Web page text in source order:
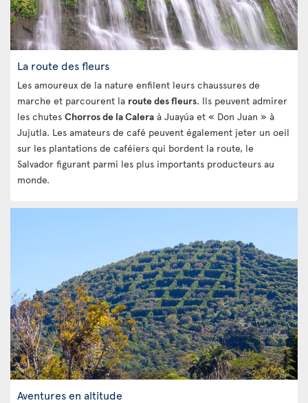
La route des fleurs
Les amoureux de la nature enfilent leurs chaussures de
marche et parcourent la route des fleurs. Ils peuvent admirer
les chutes Chorros de la Calera à Juayúa et « Don Juan » à
Jujutla. Les amateurs de café peuvent également jeter un oeil
sur les plantations de caféiers qui bordent la route, le
Salvador figurant parmi les plus importants producteurs au
monde.
Aventures en altitude